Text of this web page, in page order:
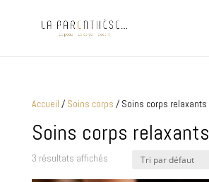
Accueil / Soins corps / Soins corps relaxants
Soins corps relaxants
3 résultats affichés